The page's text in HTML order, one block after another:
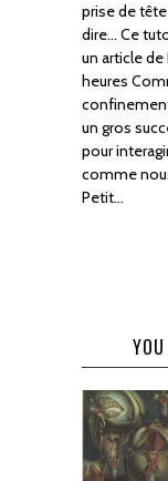
prise de
dire… Ce
un article de
heures
un gros
pour
comme
Petit…